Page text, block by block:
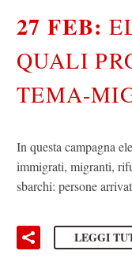
27 FEB:
QUALI
TEMA-
In questa campagna
immigrati, migranti,
sbarchi: persone
LEGGI